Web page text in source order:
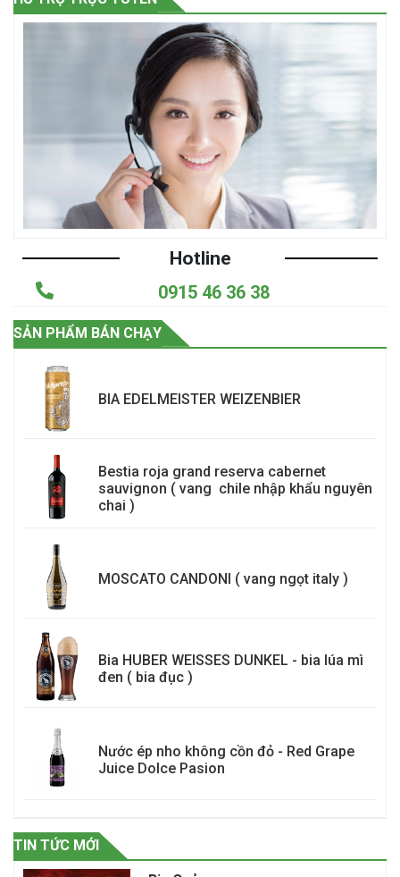
Hotline
0915 46 36 38
SẢN PHẨM BÁN CHẠY
BIA EDELMEISTER WEIZENBIER
Bestia roja grand reserva cabernet
sauvignon ( vang chile nhập khẩu nguyên
chai )
MOSCATO CANDONI ( vang ngọt italy )
Bia HUBER WEISSES DUNKEL - bia lúa mì
đen ( bia đục )
Nước ép nho không cồn đỏ - Red Grape
Juice Dolce Pasion
TIN TỨC MỚI